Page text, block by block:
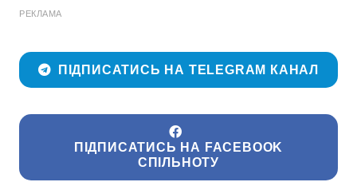
РЕКЛАМА
ПІДПИСАТИСЬ НА TELEGRAM КАНАЛ
ПІДПИСАТИСЬ НА FACEBOOK
СПІЛЬНОТУ